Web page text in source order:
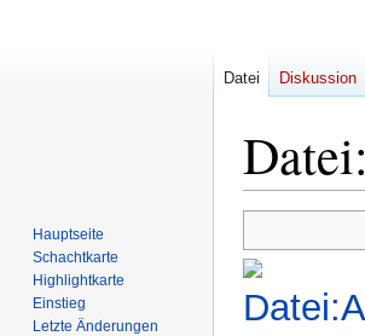
Datei:
Navigation
springen
Suche
springen
Datei Diskussion
Hauptseite
Schachtkarte
Highlightkarte
Einstieg
Letzte Änderungen